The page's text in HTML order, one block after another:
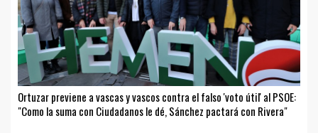
Ortuzar previene a vascas y vascos contra el falso 'voto útil' al PSOE:
"Como la suma con Ciudadanos le dé, Sánchez pactará con Rivera"